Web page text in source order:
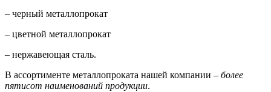
– черный металлопрокат
– цветной металлопрокат
– нержавеющая сталь.
В ассортименте металлопроката нашей компании – более
пятисот наименований продукции.